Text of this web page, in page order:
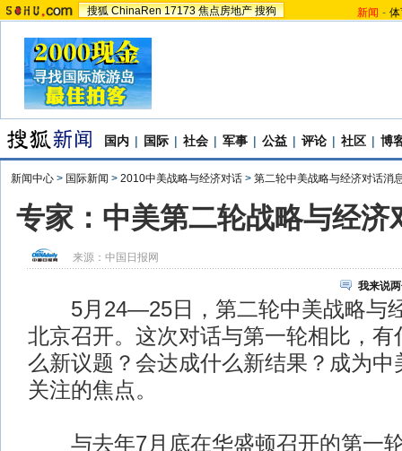
搜狐 ChinaRen 17173 焦点房地产 搜狗 新闻 -
国内 | 国际 | 社会 | 军事 | 公益 | 评论 | 社区 | 博
新闻中心 > 国际新闻 > 2010中美战略与经济对话 > 第二轮中美战略与经济对话消
专家：中美第二轮战略与经济
来源： 中国日报网
我来说
5月24—25日，第二轮中美战略与
北京召开。这次对话与第一轮相比，有
么新议题？会达成什么新结果？成为中
关注的焦点。
与去年7月底在华盛顿召开的第一